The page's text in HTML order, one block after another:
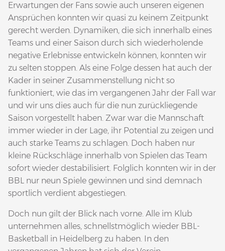
Erwartungen der Fans sowie auch unseren eigenen
Ansprüchen konnten wir quasi zu keinem Zeitpunkt
gerecht werden. Dynamiken, die sich innerhalb eines
Teams und einer Saison durch sich wiederholende
negative Erlebnisse entwickeln können, konnten wir
zu selten stoppen. Als eine Folge dessen hat auch der
Kader in seiner Zusammenstellung nicht so
funktioniert, wie das im vergangenen Jahr der Fall war
und wir uns dies auch für die nun zurückliegende
Saison vorgestellt haben. Zwar war die Mannschaft
immer wieder in der Lage, ihr Potential zu zeigen und
auch starke Teams zu schlagen. Doch haben nur
kleine Rückschläge innerhalb von Spielen das Team
sofort wieder destabilisiert. Folglich konnten wir in der
BBL nur neun Spiele gewinnen und sind demnach
sportlich verdient abgestiegen.
Doch nun gilt der Blick nach vorne. Alle im Klub
unternehmen alles, schnellstmöglich wieder BBL-
Basketball in Heidelberg zu haben. In den